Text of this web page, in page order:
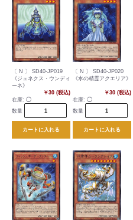
〔 N 〕 SD40-JP019
《ジェネクス・ウンディ
ーネ》
￥30 (税込)
在庫: ◯
数量
カートに入れる
〔 N 〕 SD40-JP020
《水の精霊アクエリア》
￥30 (税込)
在庫: ◯
数量
カートに入れる